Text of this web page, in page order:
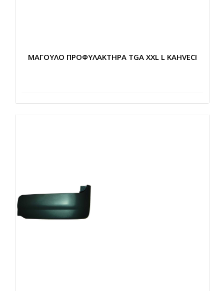
ΜΑΓΟΥΛΟ ΠΡΟΦΥΛΑΚΤΗΡΑ TGA XXL L KAHVECI